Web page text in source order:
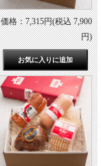
価格：7,315円(税込 7,900
円)